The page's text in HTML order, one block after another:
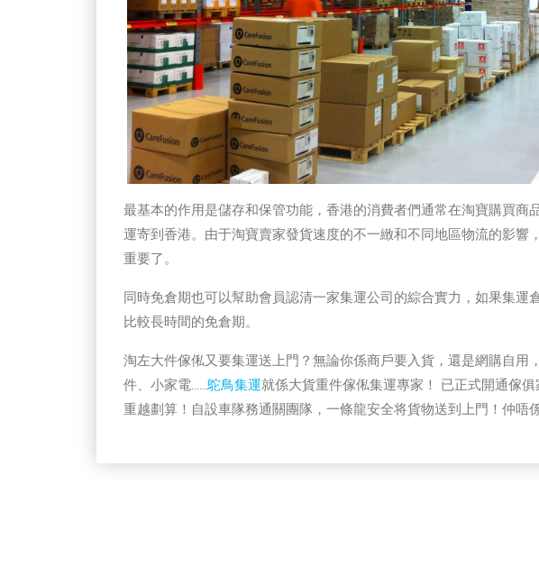
最基本的作用是儲存和保管功能，香港的消費者們通常在淘寶購買商
運寄到香港。由于淘寶賣家發貨速度的不一緻和不同地區物流的影響
重要了。
同時免倉期也可以幫助會員認清一家集運公司的綜合實力，如果集運
比較長時間的免倉期。
淘左大件傢俬又要集運送上門？無論你係商戶要入貨，還是網購自用
件、小家電……鴕鳥集運就係大貨重件傢俬集運專家！ 已正式開通傢
重越劃算！自設車隊務通關團隊，一條龍安全将貨物送到上門！仲唔